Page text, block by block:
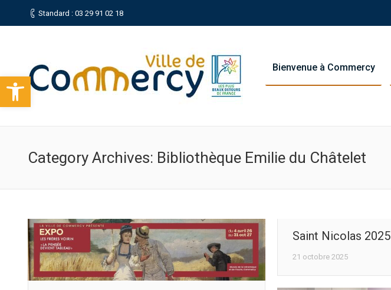
Ouvrir la barre d’outils
Standard : 03 29 91 02 18
Bienvenue à Commercy
Category Archives: Bibliothèque Emilie du Châtelet
Saint Nicolas 2025
21 octobre 2025